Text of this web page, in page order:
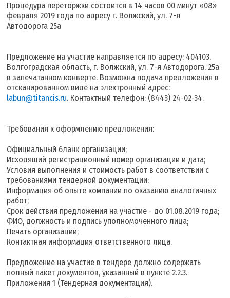
Процедура переторжки состоится в 14 часов 00 минут «08»
февраля 2019 года по адресу г. Волжский, ул. 7-я
Автодорога 25а
Предложение на участие направляется по адресу: 404103,
Волгоградская область, г. Волжский, ул. 7-я Автодорога, 25а
в запечатанном конверте. Возможна подача предложения в
отсканированном виде на электронный адрес:
labun@titancis.ru. Контактный телефон: (8443) 24-02-34.
Требования к оформлению предложения:
Официальный бланк организации;
Исходящий регистрационный номер организации и дата;
Условия выполнения и стоимость работ в соответствии с
требованиями тендерной документации;
Информация об опыте компании по оказанию аналогичных
работ;
Срок действия предложения на участие - до 01.08.2019 года;
ФИО, должность и подпись уполномоченного лица;
Печать организации;
Контактная информация ответственного лица.
Предложение на участие в тендере должно содержать
полный пакет документов, указанный в пункте 2.2.3.
Приложения 1 (Тендерная документация).